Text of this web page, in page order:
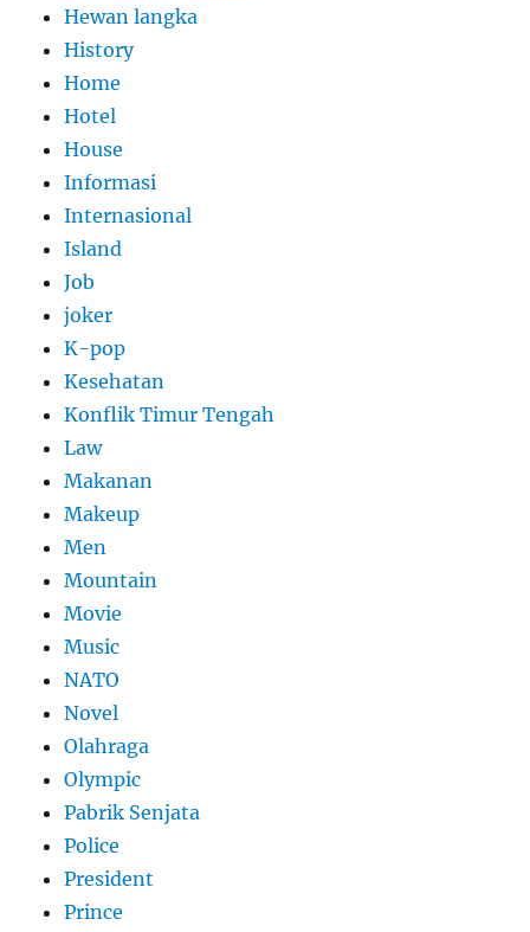
Hewan langka
History
Home
Hotel
House
Informasi
Internasional
Island
Job
joker
K-pop
Kesehatan
Konflik Timur Tengah
Law
Makanan
Makeup
Men
Mountain
Movie
Music
NATO
Novel
Olahraga
Olympic
Pabrik Senjata
Police
President
Prince